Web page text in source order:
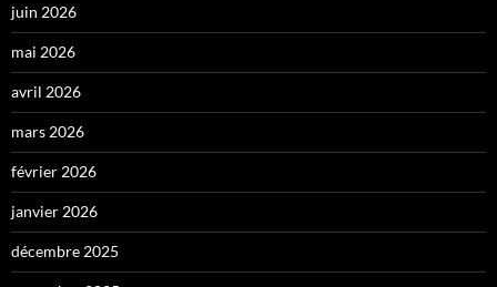
juin 2026
mai 2026
avril 2026
mars 2026
février 2026
janvier 2026
décembre 2025